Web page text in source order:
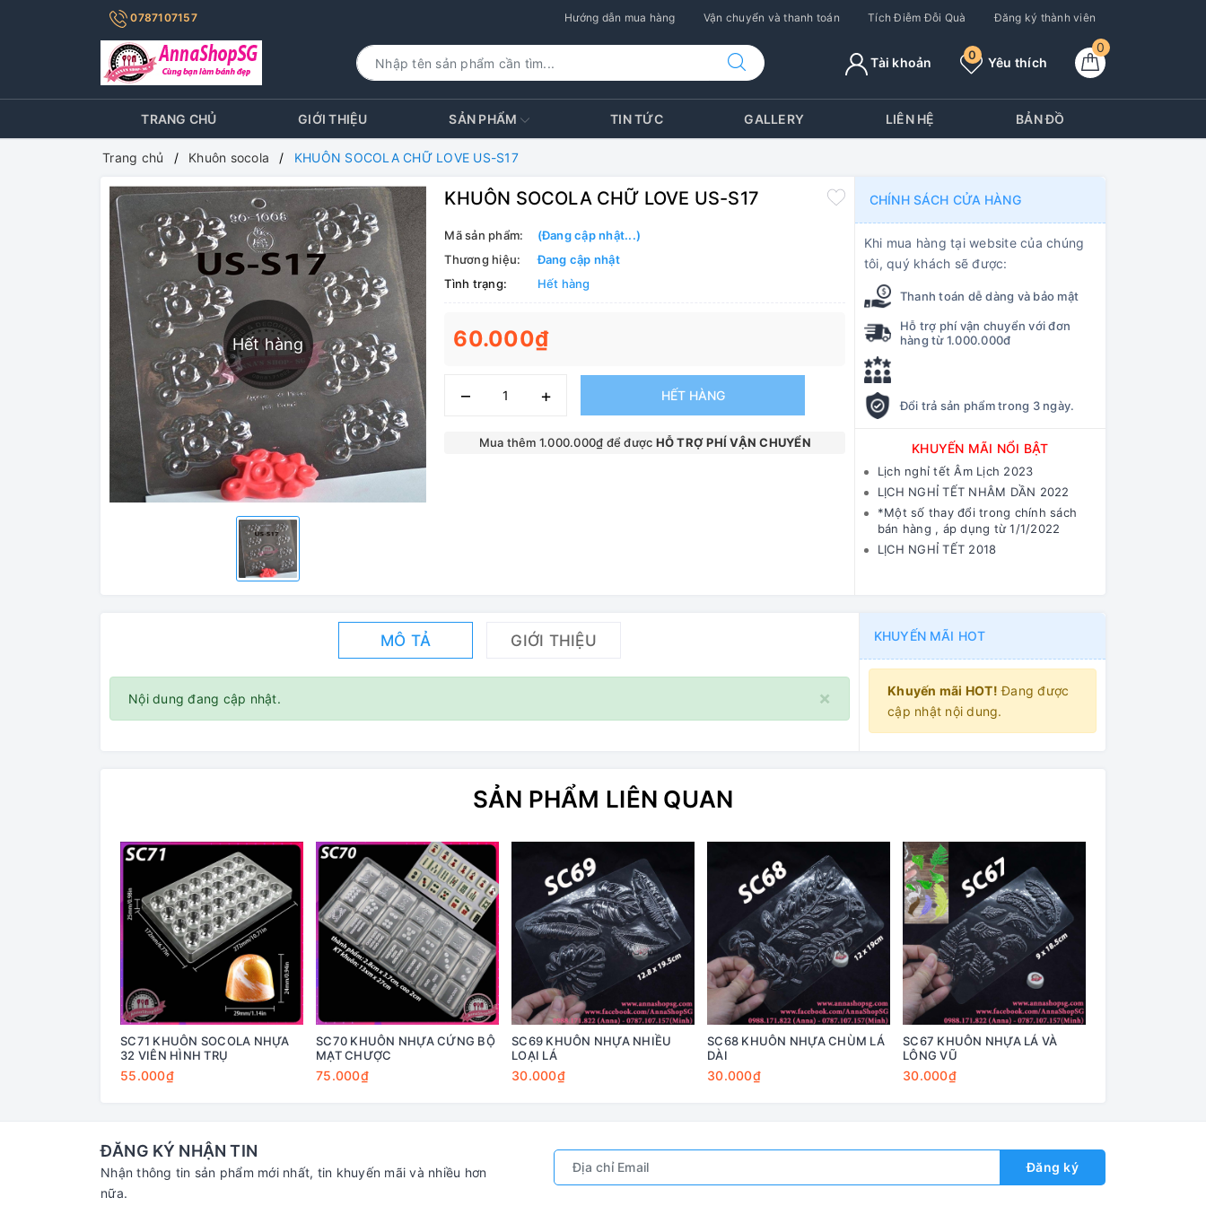
0787107157 Hướng dẫn mua hàng Vận chuyển và thanh toán Tích Điễm Đỗi Quà Đăng ký thành viên
0
Yêu thích
0
Tài khoản
TRANG CHỦ GIỚI THIỆU SẢN PHẨM TIN TỨC GALLERY LIÊN HỆ BẢN ĐỒ
Trang chủ Khuôn socola KHUÔN SOCOLA CHỮ LOVE US-S17
Hết hàng
KHUÔN SOCOLA CHỮ LOVE US-S17
Mã sản phẩm:
(Đang cập nhật...)
Thương hiệu:
Đang cập nhật
Tình trạng:
Hết hàng
60.000₫
– + HẾT HÀNG
Mua thêm 1.000.000₫ để được HỖ TRỢ PHÍ VẬN CHUYỂN
CHÍNH SÁCH CỬA HÀNG
Khi mua hàng tại website của chúng
tôi, quý khách sẽ được:
Thanh toán dễ dàng và bảo mật
Hỗ trợ phí vận chuyển với đơn
hàng từ 1.000.000đ
Đổi trả sản phẩm trong 3 ngày.
KHUYẾN MÃI NỔI BẬT
Lịch nghỉ tết Âm Lịch 2023
LỊCH NGHỈ TẾT NHÂM DẦN 2022
*Một số thay đổi trong chính sách
bán hàng , áp dụng từ 1/1/2022
LỊCH NGHỈ TẾT 2018
MÔ TẢ GIỚI THIỆU
×
Nội dung đang cập nhật.
KHUYẾN MÃI HOT
Khuyến mãi HOT! Đang được
cập nhật nội dung.
SẢN PHẨM LIÊN QUAN
SC71 KHUÔN SOCOLA NHỰA
32 VIÊN HÌNH TRỤ
55.000₫
SC70 KHUÔN NHỰA CỨNG BỘ
MẠT CHƯỢC
75.000₫
SC69 KHUÔN NHỰA NHIỀU
LOẠI LÁ
30.000₫
SC68 KHUÔN NHỰA CHÙM LÁ
DÀI
30.000₫
SC67 KHUÔN NHỰA LÁ VÀ
LÔNG VŨ
30.000₫
ĐĂNG KÝ NHẬN TIN
Nhận thông tin sản phẩm mới nhất, tin khuyến mãi và nhiều hơn
nữa.
Đăng ký